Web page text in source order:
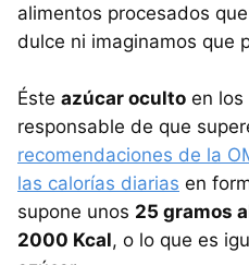
alimentos procesados
dulce ni imaginamos que
Éste azúcar oculto en los
responsable de que
recomendaciones de la
las calorías diarias en
supone unos 25 gramos
2000 Kcal, o lo que es